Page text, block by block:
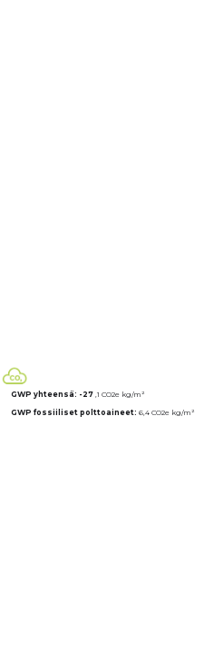
GWP yhteensä: -27 ,1 CO2e kg/m²
GWP fossiiliset polttoaineet: 6,4 CO2e kg/m²